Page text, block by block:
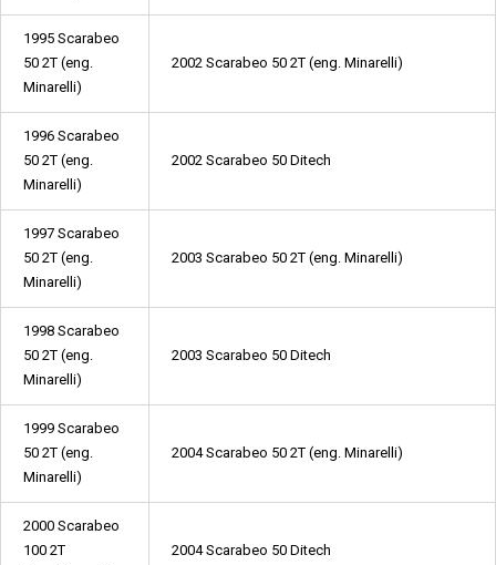
1995 Scarabeo
50 2T (eng.
Minarelli)
2002 Scarabeo 50 2T (eng. Minarelli)
1996 Scarabeo
50 2T (eng.
Minarelli)
2002 Scarabeo 50 Ditech
1997 Scarabeo
50 2T (eng.
Minarelli)
2003 Scarabeo 50 2T (eng. Minarelli)
1998 Scarabeo
50 2T (eng.
Minarelli)
2003 Scarabeo 50 Ditech
1999 Scarabeo
50 2T (eng.
Minarelli)
2004 Scarabeo 50 2T (eng. Minarelli)
2000 Scarabeo
100 2T
2004 Scarabeo 50 Ditech